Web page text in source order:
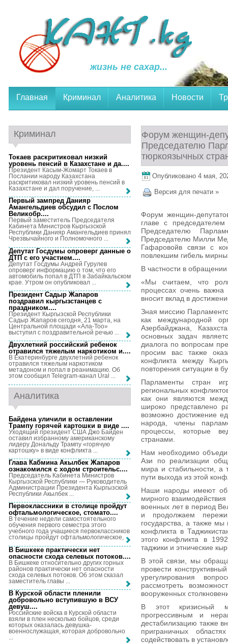
жизнь не сахар...
Главная Криминал Аналитика Новости
Форум женщин-
Председателю
тюркоязычных
Опубликовано 4 мая,
Версия для печати »
Форум женщин-
главе с
Председателю
Председателю Милли
Гафаровойв связи с
повлекшим гибель
В частности в обращении
«Мы считаем, что
процессах очень
вносит вклад в
Зная миссию
как международной
Азербайджана,
основных задач
диалога по вопросам
просим вас также
конфликта между
повторения ситуации в
Парламенты стран
региональных
как они являются
широко представлено
возможно достижение
народа, члены
процессы, которые
странами.
Нам необходимо
Ази по реализации
мира и стабильности, а
пути выхода из этой
Наши народы имеют
мирного
военных лет в период
и продолжаем
государства, а также мы
конфликта в
этого конфликта в
таджики и этнические
В этой связи, мы
провести
урегулирования
рассмотреть
вооруженных
В этот кризисный
прогрессивным и
дестабилизацию также
приграничных
содействовать в
Криминал
Токаев раскритиковал низкий
уровень пенсий в Казахстане и да....
Президент Касым-Жомарт Токаев в
Послании народу Казахстана
раскритиковал низкий уровень пенсий в
Казахстане и дал поручение, ...
Первый зампред Данияр
Амангельдиев обсудил с Послом
Великобр....
Первый заместитель Председателя
Кабинета Министров Кыргызской
Республики Данияр Амангельдиев принял
Чрезвычайного и Полномочного ...
Депутат Госдумы опроверг данные о
ДТП с его участием....
Депутат Госдумы Андрей Гурулев
опроверг информацию о том, что его
автомобиль попал в ДТП в Забайкальском
крае. Утром он опубликовал ...
Президент Садыр Жапаров
поздравил кыргызстанцев с
праздником....
Президент Кыргызской Республики
Садыр Жапаров сегодня, 21 марта, на
Центральной площади «Ала-Тоо»
выступил с поздравительной речью ...
Двухлетний российский ребенок
отравился тяжелым наркотиком и....
В Екатеринбурге двухлетний ребенок
отравился тяжелым наркотиком
метадоном и попал в реанимацию. Об
этом сообщил Telegram-канал Ural ...
Аналитика
Байдена уличили в оставлении
Трампу горячей картошки в виде ....
Уходящий президент США Джо Байден
оставил избранному американскому
лидеру Дональду Трампу «горячую
картошку» в виде конфликта ...
Глава Кабмина Акылбек Жапаров
ознакомился с ходом строительс....
Председатель Кабинета Министров
Кыргызской Республики — Руководитель
Администрации Президента Кыргызской
Республики Акылбек ...
Первоклассники в столице пройдут
офтальмологическое, стомато....
В течение недели самостоятельного
обучения первого семестра этого
учебного года учащиеся первоклассников
столицы пройдут офтальмологическое, ...
В Бишкеке практически нет
опасности схода селевых потоков....
В Бишкеке относительно других горных
районов практически нет опасности
схода селевых потоков. Об этом сказал
заместитель главы ...
В Курской области пленили
добровольно вступившую в ВСУ
девуш....
Российские войска в Курской области
взяли в плен несколько бойцов, среди
которых оказалась девушка-
военнослужащая, которая добровольно
...